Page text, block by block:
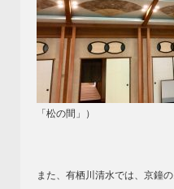
「松の間」）
また、有栖川清水では、京鐘